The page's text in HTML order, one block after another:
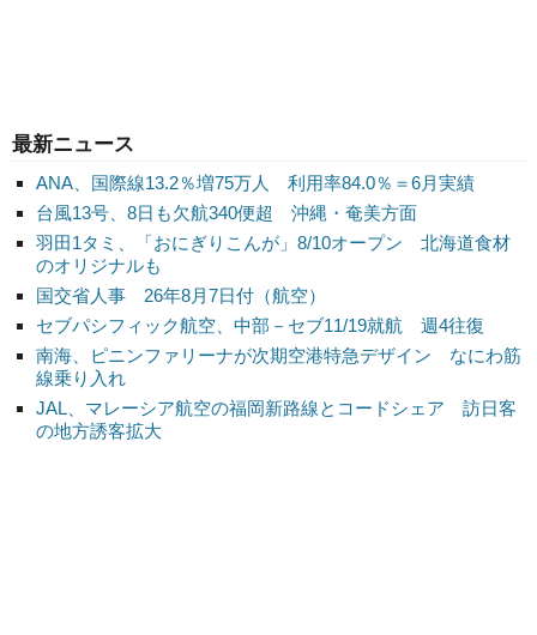
最新ニュース
ANA、国際線13.2％増75万人 利用率84.0％＝6月実績
台風13号、8日も欠航340便超 沖縄・奄美方面
羽田1タミ、「おにぎりこんが」8/10オープン 北海道食材
のオリジナルも
国交省人事 26年8月7日付（航空）
セブパシフィック航空、中部－セブ11/19就航 週4往復
南海、ピニンファリーナが次期空港特急デザイン なにわ筋
線乗り入れ
JAL、マレーシア航空の福岡新路線とコードシェア 訪日客
の地方誘客拡大